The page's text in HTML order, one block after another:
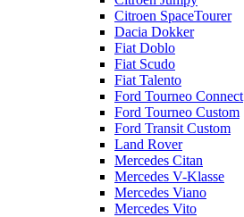
Citroen SpaceTourer
Dacia Dokker
Fiat Doblo
Fiat Scudo
Fiat Talento
Ford Tourneo Connect
Ford Tourneo Custom
Ford Transit Custom
Land Rover
Mercedes Citan
Mercedes V-Klasse
Mercedes Viano
Mercedes Vito